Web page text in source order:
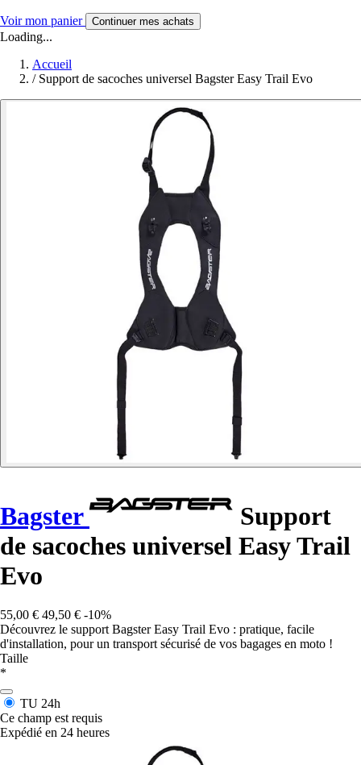
Voir mon panier Continuer mes achats
Loading...
Accueil
/ Support de sacoches universel Bagster Easy Trail Evo
Bagster
Support
de sacoches universel Easy Trail
Evo
55,00 € 49,50 € -10%
Découvrez le support Bagster Easy Trail Evo : pratique, facile
d'installation, pour un transport sécurisé de vos bagages en moto !
Taille
*
TU 24h
Ce champ est requis
Expédié en 24 heures